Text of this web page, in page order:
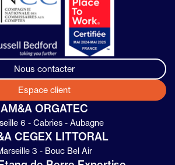
Nous contacter
Espace client
AM&A ORGATEC
6 - Cabries - Aubagne
CEGEX LITTORAL
3 - Bouc Bel Air